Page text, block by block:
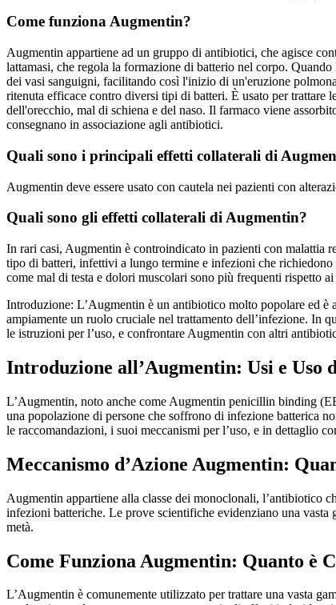
Come funziona Augmentin?
Augmentin appartiene ad un gruppo di antibiotici, che agisce
lattamasi, che regola la formazione di batterio nel corpo.
dei vasi sanguigni, facilitando così l'inizio di un'eruzione
ritenuta efficace contro diversi tipi di batteri. È usato per
dell'orecchio, mal di schiena e del naso. Il farmaco viene
consegnano in associazione agli antibiotici.
Quali sono i principali effetti collaterali di
Augmentin deve essere usato con cautela nei pazienti con
Quali sono gli effetti collaterali di Augmentin?
In rari casi, Augmentin è controindicato in pazienti con malattia
tipo di batteri, infettivi a lungo termine e infezioni che
come mal di testa e dolori muscolari sono più frequenti rispetto
Introduzione: L’Augmentin è un antibiotico molto popolare ed è
ampiamente un ruolo cruciale nel trattamento dell’infezione. In
le istruzioni per l’uso, e confrontare Augmentin con altri
Introduzione all’Augmentin: Usi e Uso
L’Augmentin, noto anche come Augmentin penicillin binding
una popolazione di persone che soffrono di infezione batterica
le raccomandazioni, i suoi meccanismi per l’uso, e in dettaglio
Meccanismo d’Azione Augmentin:
Augmentin appartiene alla classe dei monoclonali, l’antibiotico
infezioni batteriche. Le prove scientifiche evidenziano una vasta
metà.
Come Funziona Augmentin: Quanto è
L’Augmentin è comunemente utilizzato per trattare una vasta